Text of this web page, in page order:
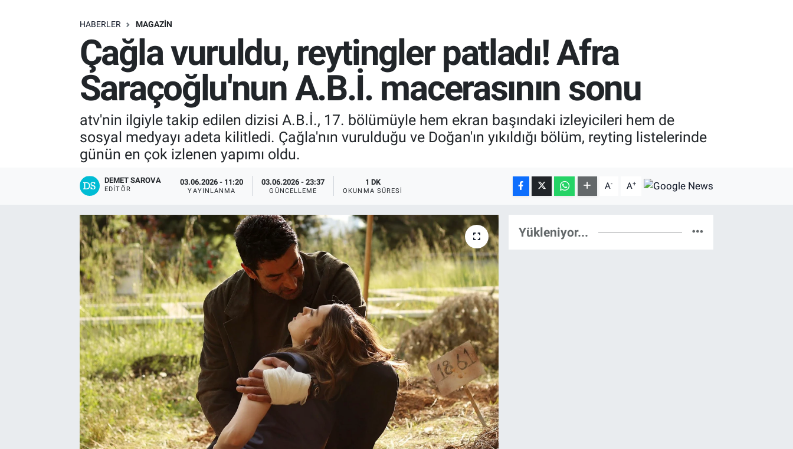
HABERLER MAGAZIN
Çağla vuruldu, reytingler patladı! Afra
Saraçoğlu'nun A.B.İ. macerasının sonu
atv'nin ilgiyle takip edilen dizisi A.B.İ., 17. bölümüyle hem ekran başındaki izleyicileri hem de
sosyal medyayı adeta kilitledi. Çağla'nın vurulduğu ve Doğan'ın yıkıldığı bölüm, reyting listelerinde
günün en çok izlenen yapımı oldu.
DEMET SAROVA
EDITÖR
03.06.2026 - 11:20
YAYINLANMA
03.06.2026 - 23:37
GÜNCELLEME
1 DK
OKUNMA SÜRESI A- A+
Yükleniyor...
RESMİ İLANLAR
Bize ulaşın
İletişim/Künye
Gözden Kaçmasın
İletişim (Künye)